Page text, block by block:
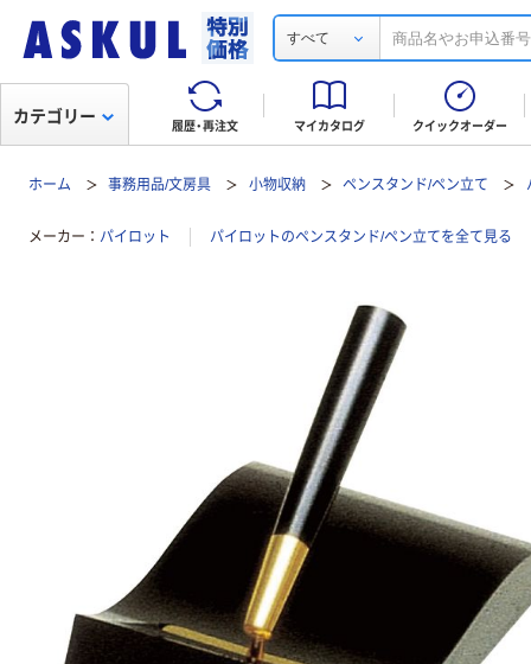
すべて
履歴・再注文 マイカタログ クイックオーダー
カテゴリー
ホーム 事務用品/文房具 小物収納 ペンスタンド/ペン立て
メーカー パイロット パイロットのペンスタンド/ペン立てを全て見る